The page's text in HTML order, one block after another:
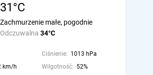
31°C
Odczuwalna 34°C
Zachmurzenie małe, pogodnie
Ciśnienie: 1013 hPa
km/h Wilgotność: 52%